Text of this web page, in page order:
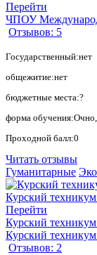
Перейти
ЧПОУ
Отзывов: 5
Государственный:нет
общежитие:нет
бюджетные места:?
форма
Проходной балл:0
Читать отзывы
Гуманитарные
Перейти
Курский
Курский
Отзывов: 2